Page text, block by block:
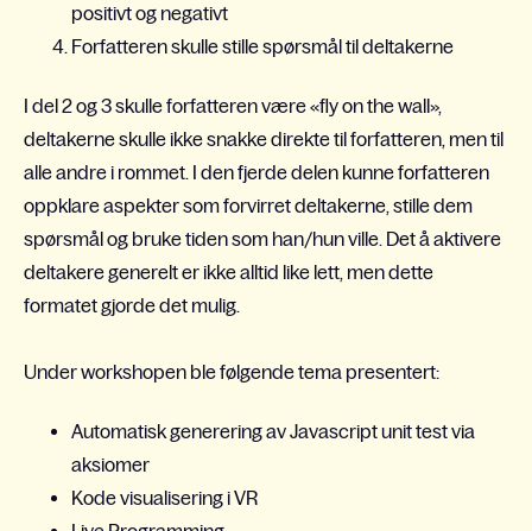
positivt og negativt
Forfatteren skulle stille spørsmål til deltakerne
I del 2 og 3 skulle forfatteren være «fly on the wall»,
deltakerne skulle ikke snakke direkte til forfatteren, men til
alle andre i rommet. I den fjerde delen kunne forfatteren
oppklare aspekter som forvirret deltakerne, stille dem
spørsmål og bruke tiden som han/hun ville. Det å aktivere
deltakere generelt er ikke alltid like lett, men dette
formatet gjorde det mulig.
Under workshopen ble følgende tema presentert:
Automatisk generering av Javascript unit test via
aksiomer
Kode visualisering i VR